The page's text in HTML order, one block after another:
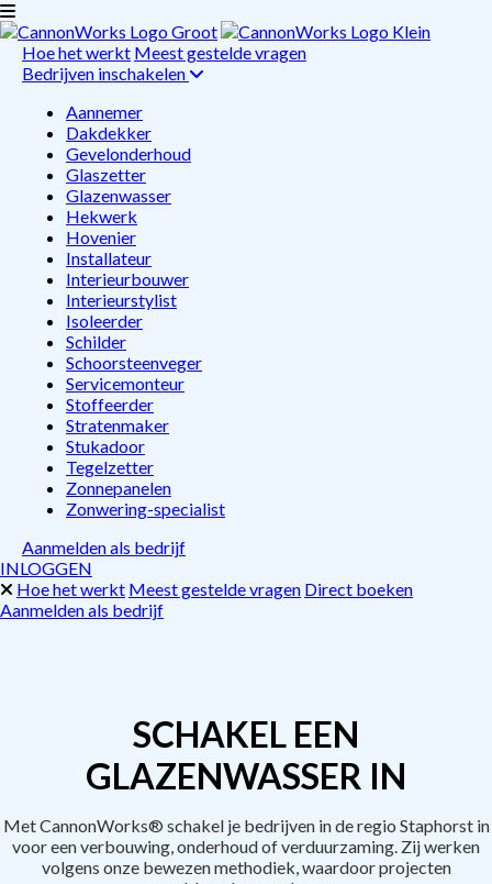
Hoe het werkt Meest gestelde vragen
Bedrijven inschakelen
Aannemer
Dakdekker
Gevelonderhoud
Glaszetter
Glazenwasser
Hekwerk
Hovenier
Installateur
Interieurbouwer
Interieurstylist
Isoleerder
Schilder
Schoorsteenveger
Servicemonteur
Stoffeerder
Stratenmaker
Stukadoor
Tegelzetter
Zonnepanelen
Zonwering-specialist
Aanmelden als bedrijf
INLOGGEN
Hoe het werkt Meest gestelde vragen Direct boeken
Aanmelden als bedrijf
SCHAKEL EEN
GLAZENWASSER IN
Met CannonWorks® schakel je bedrijven in de regio Staphorst in
voor een verbouwing, onderhoud of verduurzaming. Zij werken
volgens onze bewezen methodiek, waardoor projecten